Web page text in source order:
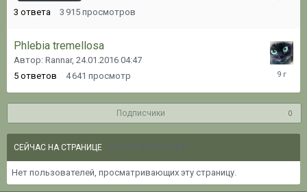
3 ответа 3 915 просмотров
Phlebia tremellosa
Автор: Rannar, 24.01.2016 04:47
5 ответов 4 641 просмотр
Подписчики 0
СЕЙЧАС НА СТРАНИЦЕ 0 ПОЛЬЗОВАТЕЛЕЙ
Нет пользователей, просматривающих эту страницу.